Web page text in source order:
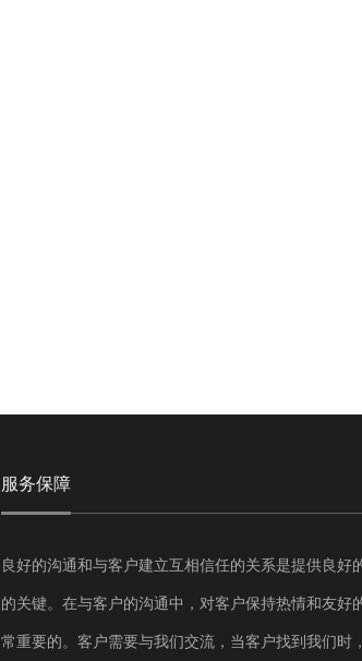
服务保障
良好的沟通和与客户建立互相信任的关系是提供良好
的关键。在与客户的沟通中，对客户保持热情和友好
常重要的。客户需要与我们交流，当客户找到我们时